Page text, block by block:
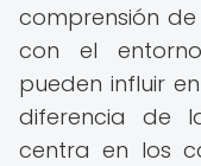
comprensión
con el
pueden influir
diferencia de
centra en los